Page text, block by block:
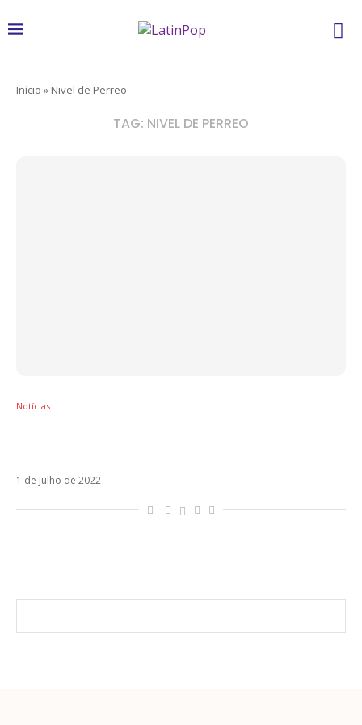
Início » Nivel de Perreo
TAG: NIVEL DE PERREO
Notícias
1 de julho de 2022